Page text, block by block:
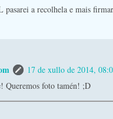
a recolhela e mais
17 de xullo de 2014,
Queremos foto tamén! ;D